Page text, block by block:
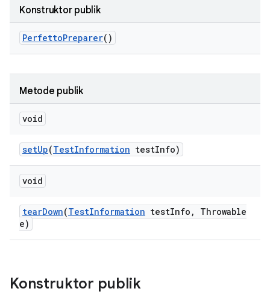
Konstruktor publik
PerfettoPreparer()
Metode publik
void
setUp(TestInformation testInfo)
void
tearDown(TestInformation testInfo ,
Throwable
e)
Konstruktor publik